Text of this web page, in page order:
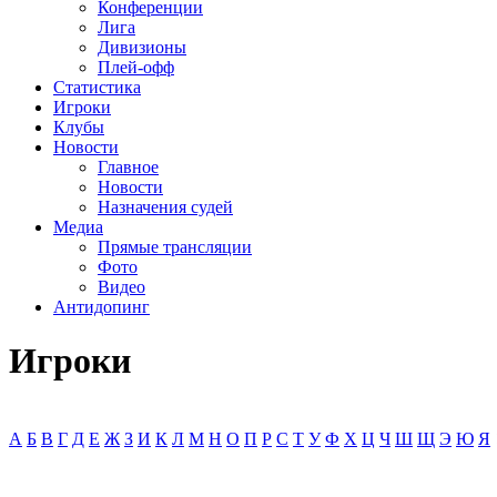
Конференции
Лига
Дивизионы
Плей-офф
Статистика
Игроки
Клубы
Новости
Главное
Новости
Назначения судей
Медиа
Прямые трансляции
Фото
Видео
Антидопинг
Игроки
А Б В Г Д Е Ж З И К Л М Н О П Р С Т У Ф Х Ц Ч Ш Щ Э Ю Я